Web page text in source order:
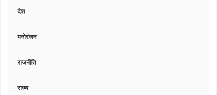
देश
मनोरंजन
राजनीति
राज्य